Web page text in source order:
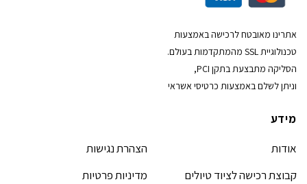
אתרינו מאובטח לרכישה באמצעות
טכנולוגיית SSL מהמתקדמות בעולם.
הסליקה מתבצעת בתקן PCI,
וניתן לשלם באמצעות כרטיסי אשראי
מידע
אודות
קבוצת רכישה לציוד טיולים
הצהרת נגישות
מדיניות פרטיות